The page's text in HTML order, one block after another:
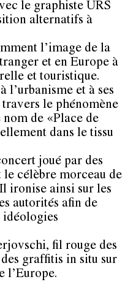
le graphiste URS
alternatifs à
l’image de la
et en Europe à
et touristique.
l’urbanisme et à ses
le phénomène
de «Place de
dans le tissu
joué par des
célèbre morceau de
ironise ainsi sur les
autorités afin de
idéologies
, fil rouge des
graffitis in situ sur
l’Europe.